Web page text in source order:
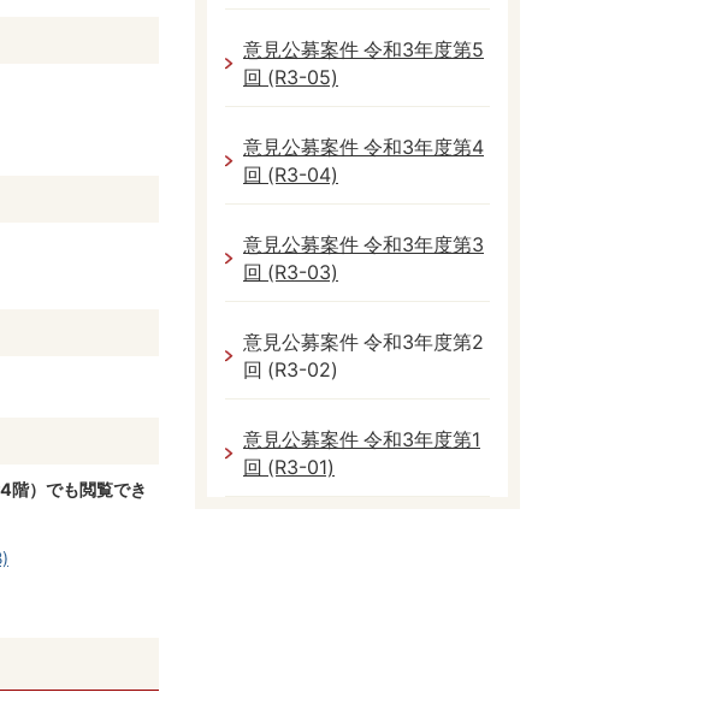
階）でも閲覧でき
意見公募案件 令和3年度第5
回 (R3-05)
意見公募案件 令和3年度第4
回 (R3-04)
意見公募案件 令和3年度第3
回 (R3-03)
意見公募案件 令和3年度第2
回 (R3-02)
意見公募案件 令和3年度第1
回 (R3-01)